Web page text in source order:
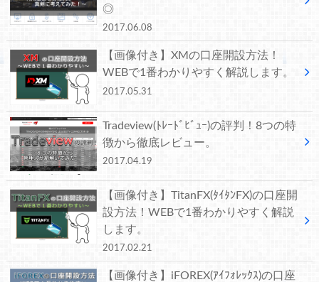
◎
2017.06.08
【画像付き】XMの口座開設方法！
WEBで1番わかりやすく解説します。
2017.05.31
Tradeview(ﾄﾚｰﾄﾞﾋﾞｭｰ)の評判！8つの特
徴から徹底レビュー。
2017.04.19
【画像付き】TitanFX(ﾀｲﾀﾝFX)の口座開
設方法！WEBで1番わかりやすく解説
します。
2017.02.21
【画像付き】iFOREX(ｱｲﾌｫﾚｯｸｽ)の口座